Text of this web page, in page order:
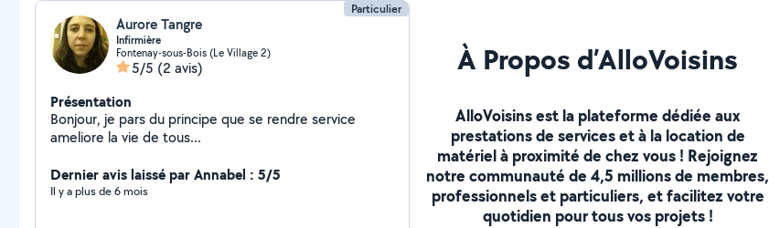
Particulier
Aurore Tangre
Infirmière
Fontenay-sous-Bois (Le Village 2)
5/5 (2 avis)
Présentation
Bonjour, je pars du principe que se rendre service
ameliore la vie de tous...
Dernier avis laissé par Annabel : 5/5
Il y a plus de 6 mois
À Propos d’AlloVoisins
AlloVoisins est la plateforme dédiée aux
prestations de services et à la location de
matériel à proximité de chez vous ! Rejoignez
notre communauté de 4,5 millions de membres,
professionnels et particuliers, et facilitez votre
quotidien pour tous vos projets !